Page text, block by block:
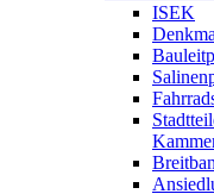
ISEK